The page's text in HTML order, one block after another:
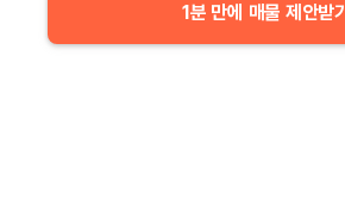
1분 만에 매물 제안받기